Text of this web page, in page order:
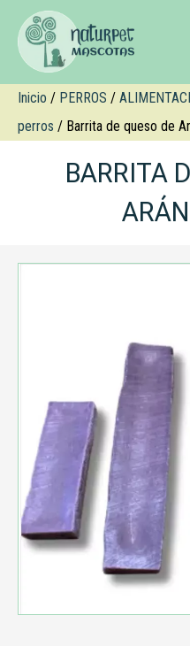
Inicio / PERROS /
perros / Barrita de queso de
BARRITA